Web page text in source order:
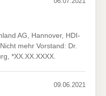
AG, Hannover, HDI-
mehr Vorstand: Dr.
*XX.XX.XXXX.
09.06.2021